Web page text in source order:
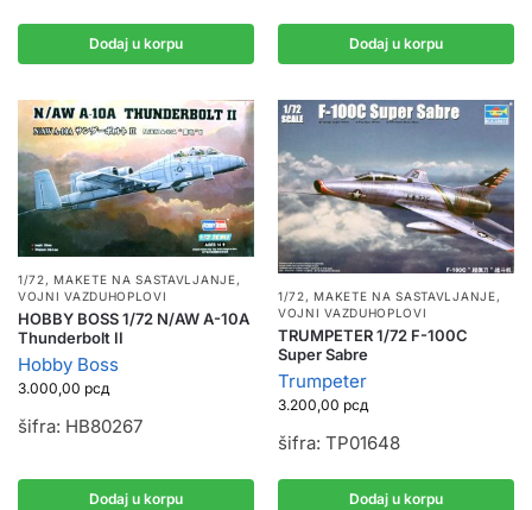
Dodaj u korpu Dodaj u korpu
1/72,MAKETE NA SASTAVLJANJE,
VOJNI VAZDUHOPLOVI
HOBBY BOSS 1/72 N/AW A-10A
Thunderbolt II
Hobby Boss
3.000,00 рсд
šifra: HB80267
Dodaj u korpu
1/72,MAKETE NA SASTAVLJANJE,
VOJNI VAZDUHOPLOVI
TRUMPETER 1/72 F-100C
Super Sabre
Trumpeter
3.200,00 рсд
šifra: TP01648
Dodaj u korpu